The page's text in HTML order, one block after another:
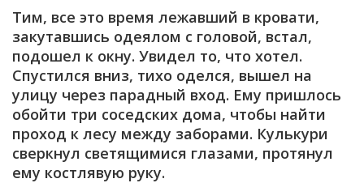
Тим, все это время лежавший в кровати,
закутавшись одеялом с головой, встал,
подошел к окну. Увидел то, что хотел.
Спустился вниз, тихо оделся, вышел на
улицу через парадный вход. Ему пришлось
обойти три соседских дома, чтобы найти
проход к лесу между заборами. Кулькури
сверкнул светящимися глазами, протянул
ему костлявую руку.